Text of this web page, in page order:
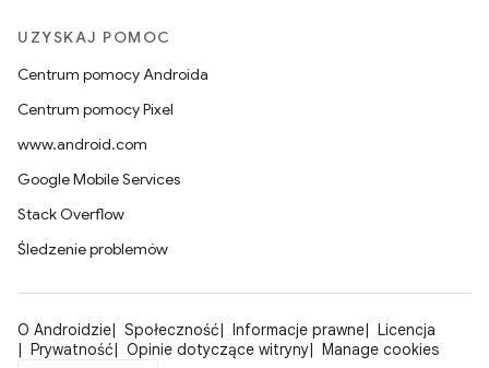
UZYSKAJ POMOC
Centrum pomocy Androida
Centrum pomocy Pixel
www.android.com
Google Mobile Services
Stack Overflow
Śledzenie problemów
O Androidzie Społeczność Informacje prawne
Licencja
Prywatność
Opinie dotyczące witryny Manage cookies